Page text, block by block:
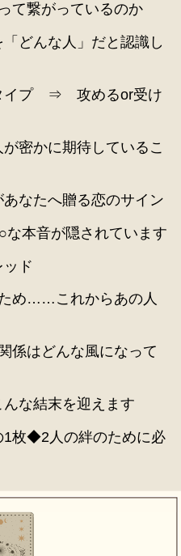
て繋がっているのか
どんな人」だと認識し
イプ ⇒ 攻めるor受け
密かに期待しているこ
なたへ贈る恋のサイン
な本音が隠されています
ド
め……これからあの人
係はどんな風になって
な結末を迎えます
1枚◆2人の絆のために必